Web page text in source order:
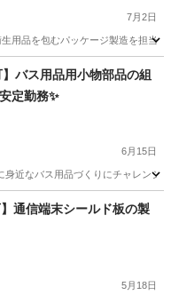
7月2日
用品を包むパッケージ製造を担
バス用品用小物部品の組
定勤務✨
6月15日
近なバス用品づくりにチャレン
通信端末シールド板の製
5月18日